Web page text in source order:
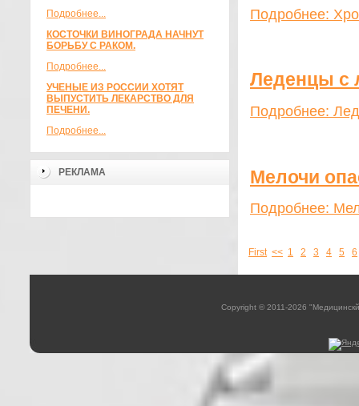
Подробнее...
КОСТОЧКИ ВИНОГРАДА НАЧНУТ
БОРЬБУ С РАКОМ.
Подробнее...
УЧЕНЫЕ ИЗ РОССИИ ХОТЯТ
ВЫПУСТИТЬ ЛЕКАРСТВО ДЛЯ
ПЕЧЕНИ.
Подробнее...
РЕКЛАМА
Подробнее:
Леденцы с
Подробнее:
Мелочи
Подробнее:
First << 1 2 3 4 5 6
Copyright © 2011-2026